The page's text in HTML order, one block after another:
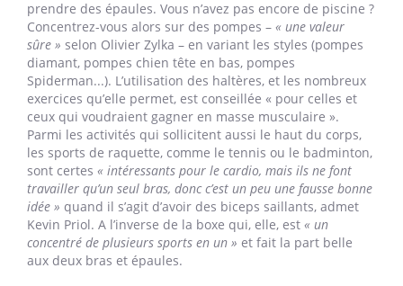
prendre des épaules. Vous n’avez pas encore de piscine ?
Concentrez-vous alors sur des pompes – « une valeur
sûre » selon Olivier Zylka – en variant les styles (pompes
diamant, pompes chien tête en bas, pompes
Spiderman...). L’utilisation des haltères, et les nombreux
exercices qu’elle permet, est conseillée « pour celles et
ceux qui voudraient gagner en masse musculaire ».
Parmi les activités qui sollicitent aussi le haut du corps,
les sports de raquette, comme le tennis ou le badminton,
sont certes « intéressants pour le cardio, mais ils ne font
travailler qu’un seul bras, donc c’est un peu une fausse bonne
idée » quand il s’agit d’avoir des biceps saillants, admet
Kevin Priol. A l’inverse de la boxe qui, elle, est « un
concentré de plusieurs sports en un » et fait la part belle
aux deux bras et épaules.